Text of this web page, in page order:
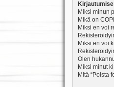
Miksi minun
Mikä on
Miksi en voi
Miksi en voi
Olen
Miksi minut
Mitä “Poista